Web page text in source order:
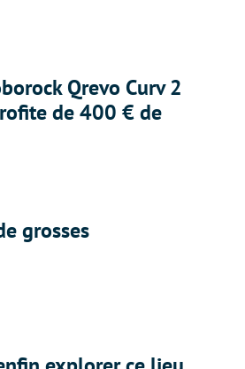
Qrevo Curv 2
de 400 € de
grosses